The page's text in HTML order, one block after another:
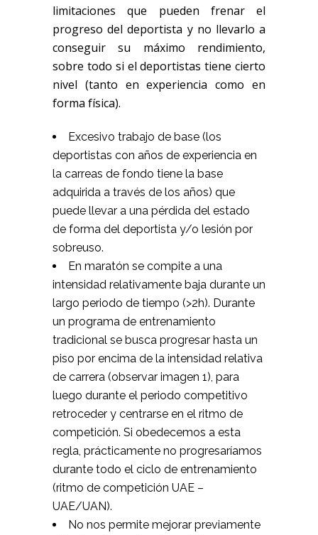
limitaciones que pueden frenar el
progreso del deportista y no llevarlo a
conseguir su máximo rendimiento,
sobre todo si el deportistas tiene cierto
nivel (tanto en experiencia como en
forma física).
Excesivo trabajo de base (los
deportistas con años de experiencia en
la carreas de fondo tiene la base
adquirida a través de los años) que
puede llevar a una pérdida del estado
de forma del deportista y/o lesión por
sobreuso.
En maratón se compite a una
intensidad relativamente baja durante un
largo periodo de tiempo (>2h). Durante
un programa de entrenamiento
tradicional se busca progresar hasta un
piso por encima de la intensidad relativa
de carrera (observar imagen 1), para
luego durante el periodo competitivo
retroceder y centrarse en el ritmo de
competición. Si obedecemos a esta
regla, prácticamente no progresaríamos
durante todo el ciclo de entrenamiento
(ritmo de competición UAE –
UAE/UAN).
No nos permite mejorar previamente